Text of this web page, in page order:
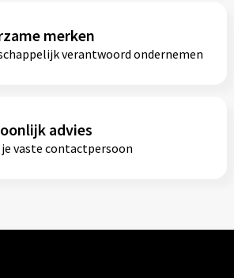
merken
verantwoord ondernemen
advies
vaste contactpersoon